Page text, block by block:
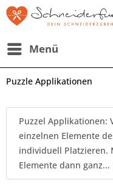
Menü
Puzzle Applikationen
Puzzel Applikationen:
einzelnen Elemente
individuell Platzieren.
Elemente dann ganz...